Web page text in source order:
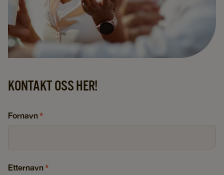
KONTAKT OSS HER!
Fornavn*
Etternavn*